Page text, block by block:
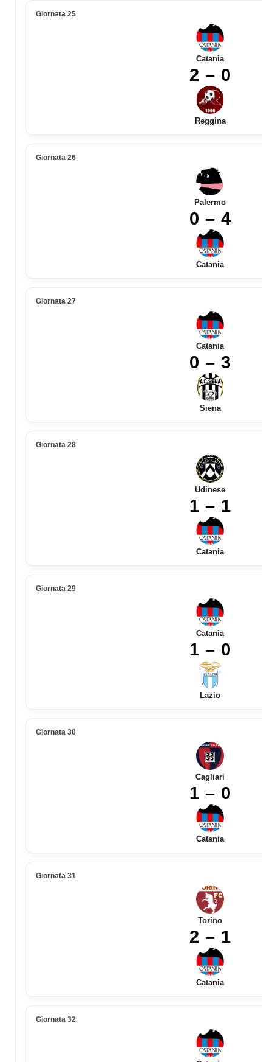
Giornata 25
Catania
2 – 0
Reggina
Giornata 26
Palermo
0 – 4
Catania
Giornata 27
Catania
0 – 3
Siena
Giornata 28
Udinese
1 – 1
Catania
Giornata 29
Catania
1 – 0
Lazio
Giornata 30
Cagliari
1 – 0
Catania
Giornata 31
Torino
2 – 1
Catania
Giornata 32